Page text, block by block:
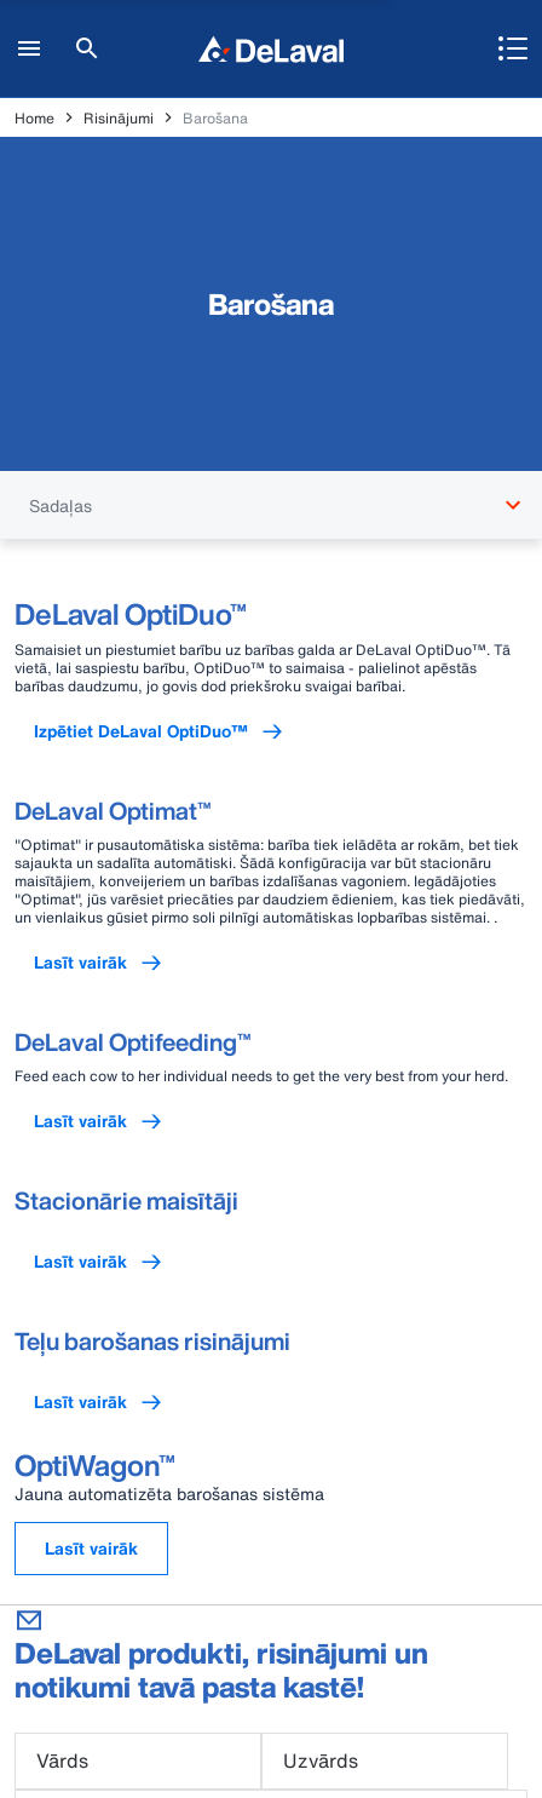
Home Risinājumi Barošana
Barošana
Sadaļas
DeLaval OptiDuo™
Samaisiet un piestumiet barību uz barības galda ar DeLaval OptiDuo™. Tā
vietā, lai saspiestu barību, OptiDuo™ to saimaisa - palielinot apēstās
barības daudzumu, jo govis dod priekšroku svaigai barībai.
Izpētiet DeLaval OptiDuo™
DeLaval Optimat™
"Optimat" ir pusautomātiska sistēma: barība tiek ielādēta ar rokām, bet tiek
sajaukta un sadalīta automātiski. Šādā konfigūracija var būt stacionāru
maisītājiem, konveijeriem un barības izdalīšanas vagoniem. Iegādājoties
"Optimat", jūs varēsiet priecāties par daudziem ēdieniem, kas tiek piedāvāti,
un vienlaikus gūsiet pirmo soli pilnīgi automātiskas lopbarības sistēmai. .
Lasīt vairāk
DeLaval Optifeeding™
Feed each cow to her individual needs to get the very best from your herd.
Lasīt vairāk
Stacionārie maisītāji
Lasīt vairāk
Teļu barošanas risinājumi
Lasīt vairāk
OptiWagon™
Jauna automatizēta barošanas sistēma
Lasīt vairāk
DeLaval produkti, risinājumi un
notikumi tavā pasta kastē!
Vārds
Uzvārds